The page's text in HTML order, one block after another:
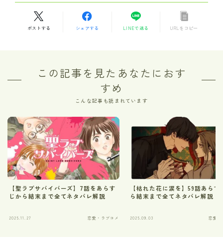
ポストする シェアする LINEで送る URLをコピー
この記事を見たあなたにおす
すめ
こんな記事も読まれています
【聖ラブサバイバーズ】7話をあらす
じから結末まで全てネタバレ解説
2025.11.27 恋愛・ラブコメ
【枯れた花に涙を】59話あらす
ら結末まで全てネタバレ解説
2025.09.03 恋愛・